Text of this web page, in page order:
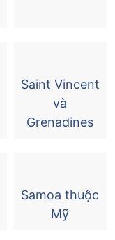
Saint Vincent
và
Grenadines
Samoa thuộc
Mỹ